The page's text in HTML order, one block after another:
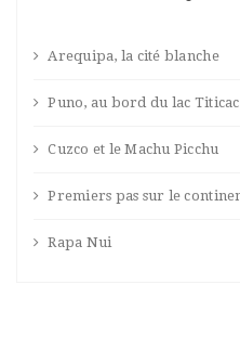
Arequipa, la cité blanche
Puno, au bord du lac
Cuzco et le Machu Picchu
Premiers pas sur le
Rapa Nui